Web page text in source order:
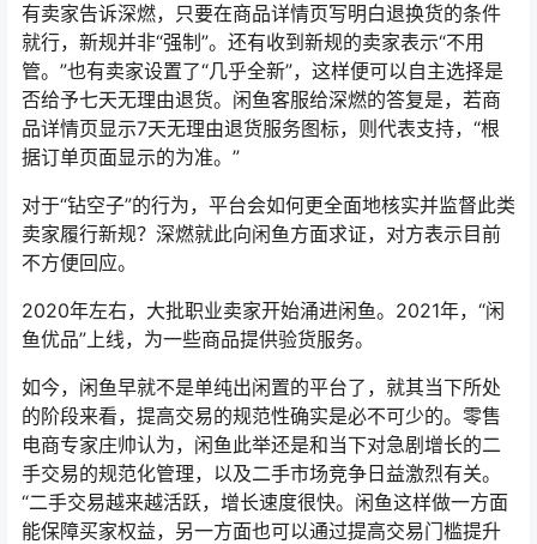
有卖家告诉深燃，只要在商品详情页写明白退换货的条件
就行，新规并非“强制”。还有收到新规的卖家表示“不用
管。”也有卖家设置了“几乎全新”，这样便可以自主选择是
否给予七天无理由退货。闲鱼客服给深燃的答复是，若商
品详情页显示7天无理由退货服务图标，则代表支持，“根
据订单页面显示的为准。”
对于“钻空子”的行为，平台会如何更全面地核实并监督此类
卖家履行新规？深燃就此向闲鱼方面求证，对方表示目前
不方便回应。
2020年左右，大批职业卖家开始涌进闲鱼。2021年，“闲
鱼优品”上线，为一些商品提供验货服务。
如今，闲鱼早就不是单纯出闲置的平台了，就其当下所处
的阶段来看，提高交易的规范性确实是必不可少的。零售
电商专家庄帅认为，闲鱼此举还是和当下对急剧增长的二
手交易的规范化管理，以及二手市场竞争日益激烈有关。
“二手交易越来越活跃，增长速度很快。闲鱼这样做一方面
能保障买家权益，另一方面也可以通过提高交易门槛提升